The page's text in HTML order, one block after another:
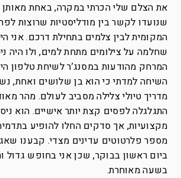
את הצלם שלי הכרתי במקרה, באחת מאותן
שנועדו לקשר בין מודליסטיות שרוצות
המקומית לבין צלמים בתחילת דרכם. אני
שחלמה על צילומים מתחת למים, ולו היה
המרחק מהודעות במסנג’ר לשיחת טלפון
השיחה למדתי כי הוא בן שלושים ואחת,
מדריך טיולי צלילה מסביב לעולם. מהר
התגלגלה לפסים קצת יותר אישיים. הוא
מקצועיות, אך סדקים החלו להופיע
מספר פלרטוטים עדינים מצדי. קבענו
ביום ראשון בבוקר, שכן אני בחופש גדול
בשעה מאוחרת.